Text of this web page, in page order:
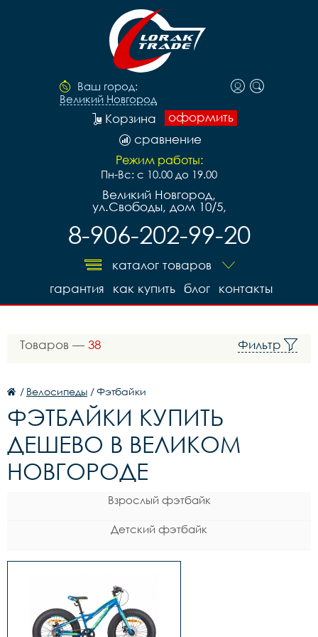
Ваш город:
Великий Новгород
оформить
Корзина
сравнение
Режим работы:
Пн-Вс: с 10.00 до 19.00
Великий Новгород,
ул.Свободы, дом 10/5,
8-906-202-99-20
каталог товаров
контакты
блог
как купить
гарантия
Товаров — 38 Фильтр
/ Велосипеды /Фэтбайки
ФЭТБАЙКИ КУПИТЬ
ДЕШЕВО В ВЕЛИКОМ
НОВГОРОДЕ
Взрослый фэтбайк
Детский фэтбайк